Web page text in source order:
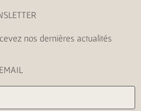
nos dernières actualités
EMAIL